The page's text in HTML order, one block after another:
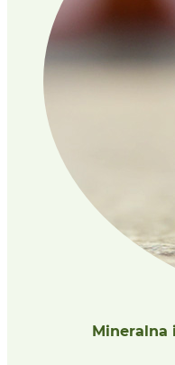
Mineralna